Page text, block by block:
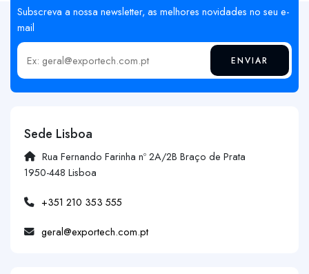
Subscreva a nossa newsletter, as melhores novidades no seu e-
mail
Insira o seu email ENVIAR
Sede Lisboa
Rua Fernando Farinha nº 2A/2B Braço de Prata
1950-448 Lisboa
+351 210 353 555
geral@exportech.com.pt